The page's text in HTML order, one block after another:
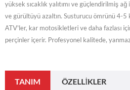
yüksek sıcaklık yalıtımı ve güçlendirilmiş
ve gürültüyü azaltın. Susturucu ömrünü 4-5
ATV'ler, kar motosikletleri ve daha fazlası
perçinler içerir. Profesyonel kalitede,
TANIM ÖZELLIKLER